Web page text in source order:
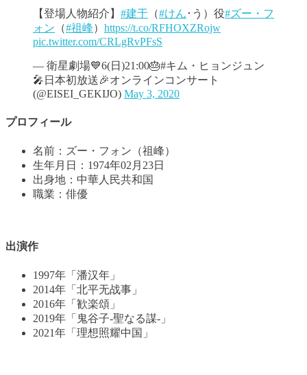
【登場人物紹介】 #建于 （#けん ･う）役#ズー・フ
ォン （#祖峰） https://t.co/RFHOXZRojw
pic.twitter.com/CRLgRvPFsS
— 衛星劇場💙6(日)21:00🎂#キム・ヒョンジュン
🎤日本初放送🎉オンラインコンサート
(@EISEI_GEKIJO) May 3, 2020
プロフィール
名前：ズー・フォン（祖峰）
生年月日：1974年02月23日
出身地：中華人民共和国
職業：俳優
出演作
1997年「潘汉年」
2014年「北平无战事」
2016年「歓楽頌」
2019年「鬼谷子-聖なる謀-」
2021年「理想照耀中国」